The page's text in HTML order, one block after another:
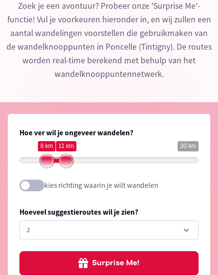
Zoek je een avontuur? Probeer onze 'Surprise Me'-
functie! Vul je voorkeuren hieronder in, en wij zullen een
aantal wandelingen voorstellen die gebruikmaken van
de wandelknooppunten in Poncelle (Tintigny). De routes
worden real-time berekend met behulp van het
wandelknooppuntennetwerk.
Hoe ver wil je ongeveer wandelen?
30 km
8 km 11 km
kies richting waarin je wilt wandelen
Hoeveel suggestieroutes wil je zien?
Surprise Me!